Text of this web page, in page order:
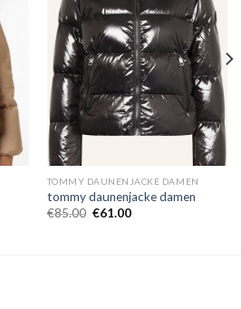
TOMMY DAUNENJACKE DAMEN
tommy daunenjacke damen
€85.00 €61.00